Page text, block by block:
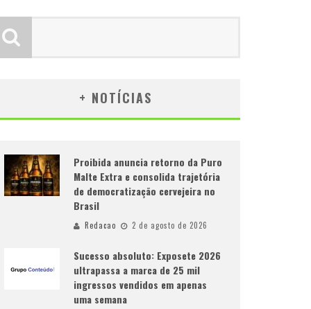
+ NOTÍCIAS
Proibida anuncia retorno da Puro
Malte Extra e consolida trajetória
de democratização cervejeira no
Brasil
Redacao 2 de agosto de 2026
Sucesso absoluto: Exposete 2026
ultrapassa a marca de 25 mil
ingressos vendidos em apenas
uma semana